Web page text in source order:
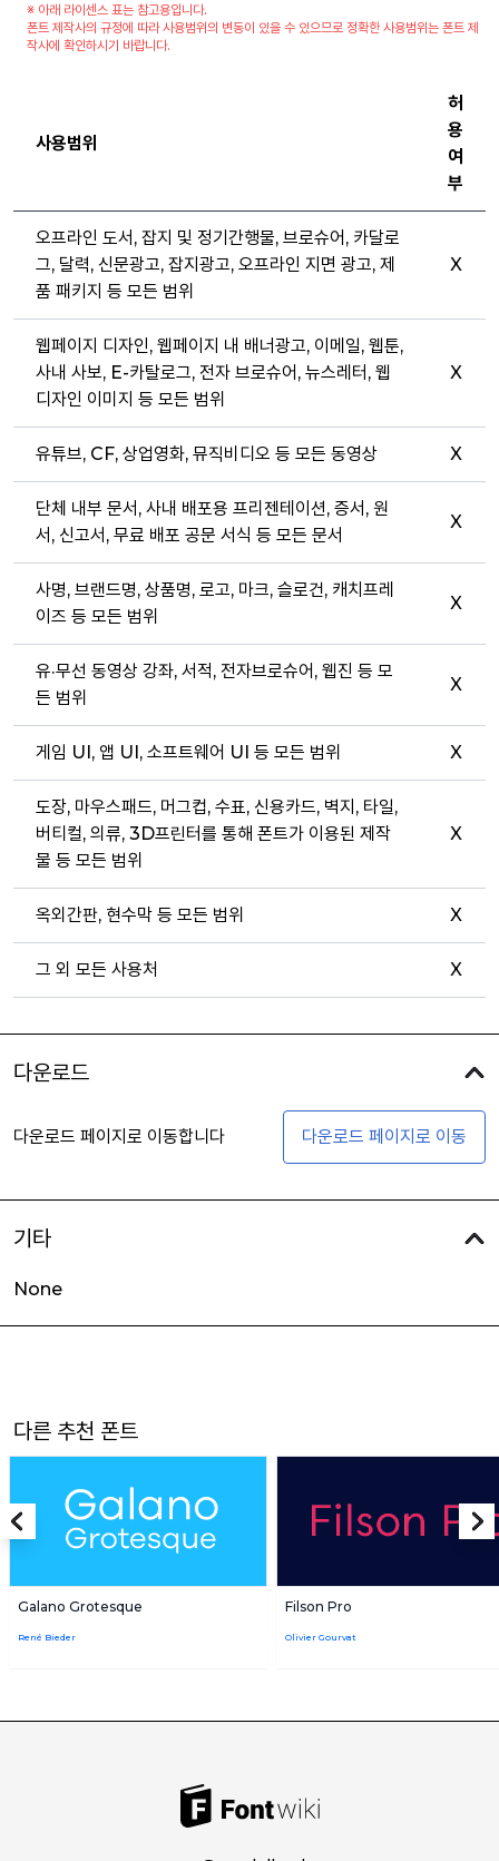
※ 아래 라이센스 표는 참고용입니다.
폰트 제작사의 규정에 따라 사용범위의 변동이 있을 수 있으므로 정확한 사용범위는 폰트 제
작사에 확인하시기 바랍니다.
사용범위
허
용
여
부
오프라인 도서, 잡지 및 정기간행물, 브로슈어, 카달로
그, 달력, 신문광고, 잡지광고, 오프라인 지면 광고, 제
품 패키지 등 모든 범위
X
웹페이지 디자인, 웹페이지 내 배너광고, 이메일, 웹툰,
사내 사보, E-카탈로그, 전자 브로슈어, 뉴스레터, 웹
디자인 이미지 등 모든 범위
X
유튜브, CF, 상업영화, 뮤직비디오 등 모든 동영상 X
단체 내부 문서, 사내 배포용 프리젠테이션, 증서, 원
서, 신고서, 무료 배포 공문 서식 등 모든 문서
X
사명, 브랜드명, 상품명, 로고, 마크, 슬로건, 캐치프레
이즈 등 모든 범위
X
유·무선 동영상 강좌, 서적, 전자브로슈어, 웹진 등 모
든 범위
X
게임 UI, 앱 UI, 소프트웨어 UI 등 모든 범위 X
도장, 마우스패드, 머그컵, 수표, 신용카드, 벽지, 타일,
버티컬, 의류, 3D프린터를 통해 폰트가 이용된 제작
물 등 모든 범위
X
옥외간판, 현수막 등 모든 범위 X
그 외 모든 사용처 X
다운로드
다운로드 페이지로 이동합니다 다운로드 페이지로 이동
기타
None
다른 추천 폰트
Galano Grotesque
René Bieder
Filson Pro
Olivier Gourvat